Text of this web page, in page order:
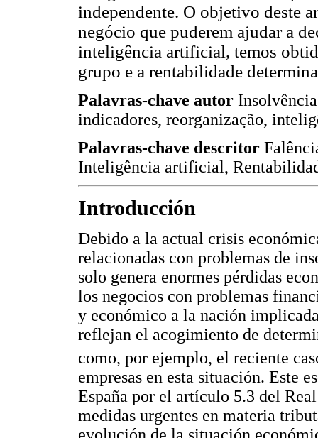
independente. O objetivo deste
negócio que puderem ajudar a
inteligência artificial, temos
grupo e a rentabilidade
Palavras-chave autor
indicadores, reorganização,
Palavras-chave descritor
Inteligência artificial,
Introducción
Debido a la actual crisis
relacionadas con problemas de
solo genera enormes pérdidas
los negocios con problemas
y económico a la nación
reflejan el acogimiento de
como, por ejemplo, el reciente
empresas en esta situación. Este
España por el artículo 5.3 del
medidas urgentes en materia